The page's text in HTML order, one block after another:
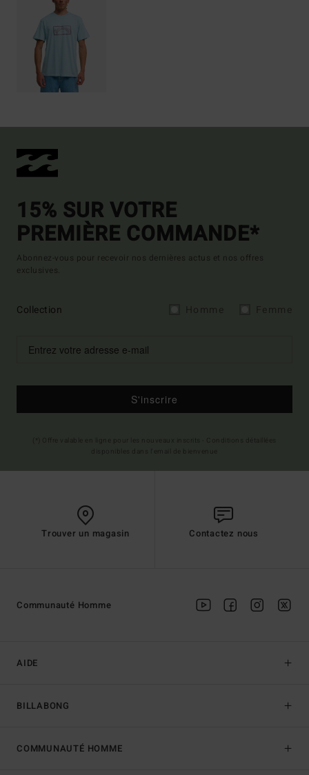
15% SUR VOTRE
PREMIÈRE COMMANDE*
Abonnez-vous pour recevoir nos dernières actus et nos offres
exclusives.
Collection
S'inscrire
Trouver un magasin Contactez nous
AIDE
BILLABONG
Communauté Homme
COMMUNAUTÉ HOMME